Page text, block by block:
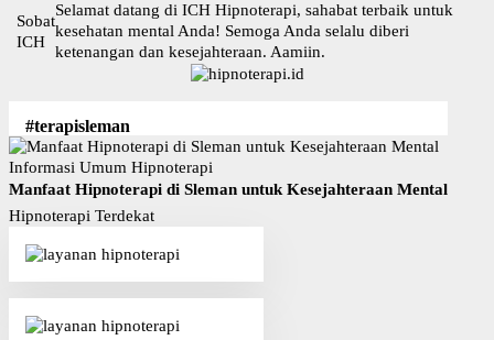
Sobat
ICH
Selamat datang di ICH Hipnoterapi, sahabat terbaik untuk
kesehatan mental Anda! Semoga Anda selalu diberi
ketenangan dan kesejahteraan. Aamiin.
#terapisleman
Informasi Umum Hipnoterapi
Manfaat Hipnoterapi di Sleman untuk Kesejahteraan Mental
Hipnoterapi Terdekat